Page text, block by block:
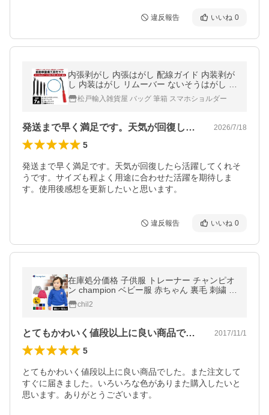
違反報告 いいね 0
内張剥がし 内張はがし 配線ガイド 内装剥が
し 内装はがし リムーバー ないそうはがし 車
内張り剥がし 内張りはがし
松戸輸入雑貨屋 バッグ 筆箱 スマホショルダー
発送まで早く満足です。天気が回復したら… 2026/7/18
5
発送まで早く満足です。天気が回復したら活躍してくれそ
うです。サイズも程よく用途に合わせた活躍を期待しま
す。使用後感想を更新したいと思います。
違反報告 いいね 0
在庫処分価格 子供服 トレーナー チャンピオ
ン champion ベビー服 赤ちゃん 裏毛 刺繍 ロ
ゴ トップス 男の子 女の子 春秋 80 90 95 10
0cm [M便 1/1]
chil2
とてもかわいく値段以上に良い商品でした… 2017/11/1
5
とてもかわいく値段以上に良い商品でした。また注文して
すぐに届きました。いろいろな色がありまた購入したいと
思います。ありがとうございます。